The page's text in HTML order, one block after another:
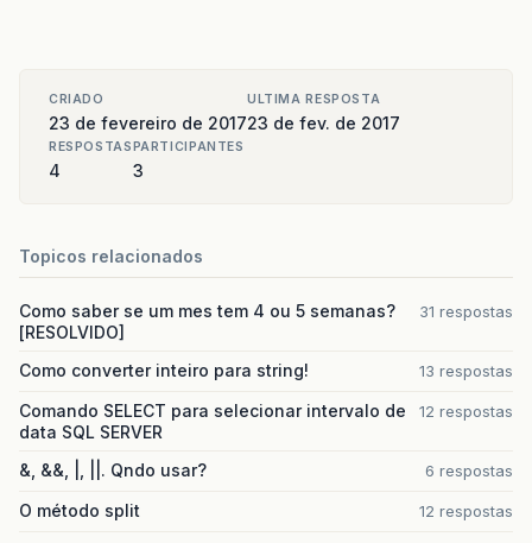
CRIADO
23 de fevereiro de 2017
ULTIMA RESPOSTA
23 de fev. de 2017
RESPOSTAS
4
PARTICIPANTES
3
Topicos relacionados
Como saber se um mes tem 4 ou 5 semanas?
[RESOLVIDO]
31 respostas
Como converter inteiro para string! 13 respostas
Comando SELECT para selecionar intervalo de
data SQL SERVER
12 respostas
&, &&, |, ||. Qndo usar? 6 respostas
O método split 12 respostas